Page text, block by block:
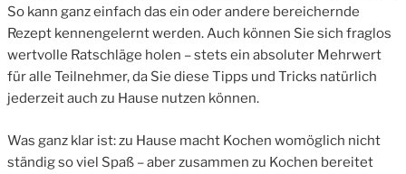
So kann ganz einfach das ein oder andere bereichernde
Rezept kennengelernt werden. Auch können Sie sich fraglos
wertvolle Ratschläge holen – stets ein absoluter Mehrwert
für alle Teilnehmer, da Sie diese Tipps und Tricks natürlich
jederzeit auch zu Hause nutzen können.
Was ganz klar ist: zu Hause macht Kochen womöglich nicht
ständig so viel Spaß – aber zusammen zu Kochen bereitet